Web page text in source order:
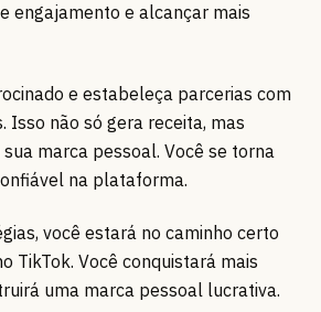
engajamento e alcançar mais
e estabeleça parcerias com
Isso não só gera receita, mas
marca pessoal. Você se torna
na plataforma.
você estará no caminho certo
TikTok. Você conquistará mais
uma marca pessoal lucrativa.